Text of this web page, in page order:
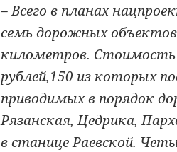
– Всего в планах
семь дорожных
километров.
рублей,150 из которых
приводимых в порядок
Рязанская, Цедрика,
в станице Раевской.